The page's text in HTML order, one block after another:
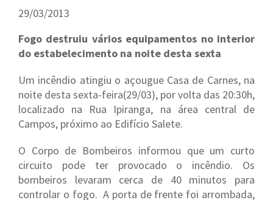
29/03/2013
Fogo destruiu vários equipamentos no interior
do estabelecimento na noite desta sexta
Um incêndio atingiu o açougue Casa de Carnes, na
noite desta sexta-feira(29/03), por volta das 20:30h,
localizado na Rua Ipiranga, na área central de
Campos, próximo ao Edifício Salete.
O Corpo de Bombeiros informou que um curto
circuito pode ter provocado o incêndio. Os
bombeiros levaram cerca de 40 minutos para
controlar o fogo. A porta de frente foi arrombada,